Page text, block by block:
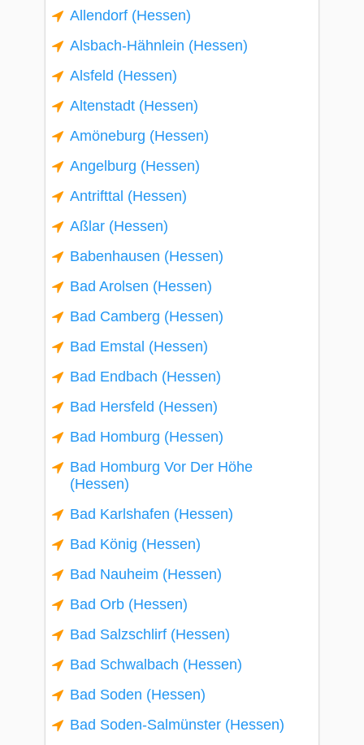
Allendorf (Hessen)
Alsbach-Hähnlein (Hessen)
Alsfeld (Hessen)
Altenstadt (Hessen)
Amöneburg (Hessen)
Angelburg (Hessen)
Antrifttal (Hessen)
Aßlar (Hessen)
Babenhausen (Hessen)
Bad Arolsen (Hessen)
Bad Camberg (Hessen)
Bad Emstal (Hessen)
Bad Endbach (Hessen)
Bad Hersfeld (Hessen)
Bad Homburg (Hessen)
Bad Homburg Vor Der Höhe
(Hessen)
Bad Karlshafen (Hessen)
Bad König (Hessen)
Bad Nauheim (Hessen)
Bad Orb (Hessen)
Bad Salzschlirf (Hessen)
Bad Schwalbach (Hessen)
Bad Soden (Hessen)
Bad Soden-Salmünster (Hessen)